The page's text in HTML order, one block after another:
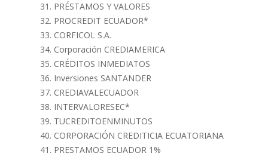
PRÉSTAMOS Y VALORES
PROCREDIT ECUADOR*
CORFICOL S.A.
Corporación CREDIAMERICA
CRÉDITOS INMEDIATOS
Inversiones SANTANDER
CREDIAVALECUADOR
INTERVALORESEC*
TUCREDITOENMINUTOS
CORPORACIÓN CREDITICIA ECUATORIANA
PRESTAMOS ECUADOR 1%